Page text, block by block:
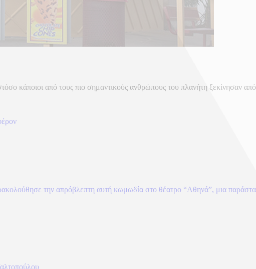
από τους πιο σημαντικούς ανθρώπους του πλανήτη ξεκίνησαν
την απρόβλεπτη αυτή κωμωδία στο θέατρο “Αθηνά”, μια